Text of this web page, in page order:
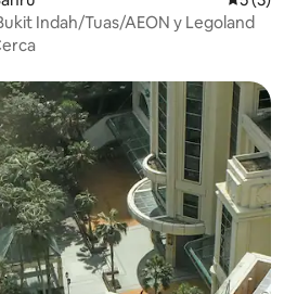
Indah/Tuas/AEON y Legoland